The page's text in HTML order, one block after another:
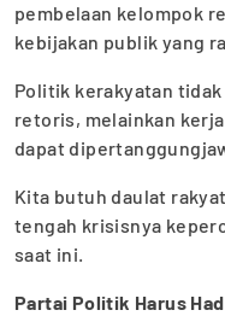
pembelaan kelompok
kebijakan publik yang
Politik kerakyatan
retoris, melainkan
dapat
Kita butuh daulat
tengah krisisnya
saat ini.
Partai Politik Harus